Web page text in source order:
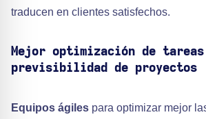
traducen en clientes satisfechos.
Mejor optimización de
previsibilidad de proyectos
Equipos ágiles para optimizar mejor